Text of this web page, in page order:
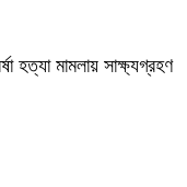
হত্যা মামলায় সাক্ষ্যগ্রহণ